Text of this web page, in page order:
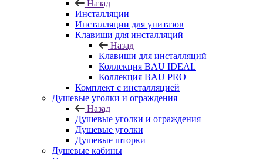
Назад
Инсталляции
Инсталляции для унитазов
Клавиши для инсталляций
Назад
Клавиши для инсталляций
Коллекция BAU IDEAL
Коллекция BAU PRO
Комплект с инсталляцией
Душевые уголки и ограждения
Назад
Душевые уголки и ограждения
Душевые уголки
Душевые шторки
Душевые кабины